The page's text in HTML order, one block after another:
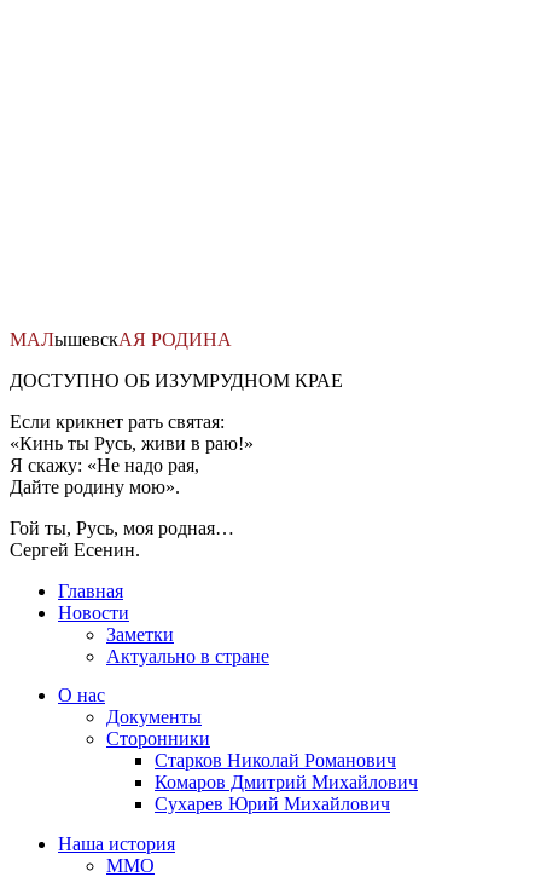
МАЛышевскАЯ РОДИНА
ДОСТУПНО ОБ ИЗУМРУДНОМ КРАЕ
Если крикнет рать святая:
«Кинь ты Русь, живи в раю!»
Я скажу: «Не надо рая,
Дайте родину мою».
Гой ты, Русь, моя родная…
Сергей Есенин.
Главная
Новости
Заметки
Актуально в стране
О нас
Документы
Сторонники
Старков Николай Романович
Комаров Дмитрий Михайлович
Сухарев Юрий Михайлович
Наша история
ММО